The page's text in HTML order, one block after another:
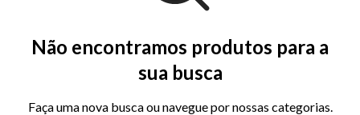
Não encontramos produtos para a
sua busca
Faça uma nova busca ou navegue por nossas categorias.